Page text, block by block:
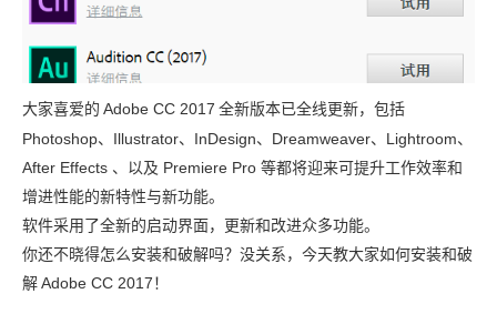
大家喜爱的 Adobe CC 2017 全新版本已全线更新，包括
Photoshop、Illustrator、InDesign、Dreamweaver、Lightroom、
After Effects 、以及 Premiere Pro 等都将迎来可提升工作效率和
增进性能的新特性与新功能。
软件采用了全新的启动界面，更新和改进众多功能。
你还不晓得怎么安装和破解吗？没关系，今天教大家如何安装和破
解Adobe CC 2017！